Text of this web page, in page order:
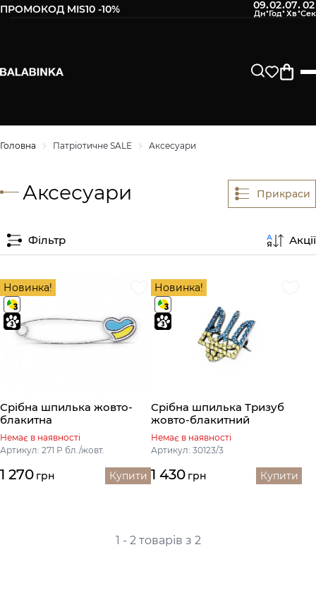
ПРОМОКОД MIS10 -10% 09:02:07:02
Головна Патріотичне SALE Аксесуари
Аксесуари Прикраси
Фільтр Акції
Новинка!
Срібна шпилька жовто-
блакитна
Немає в наявності
Артикул: 271 Р бл./жовт.
1 270 грн Купити
Новинка!
Срібна шпилька Тризуб
жовто-блакитний
Немає в наявності
Артикул: 30123/3
1 430 грн Купити
1 - 2 товарів з 2